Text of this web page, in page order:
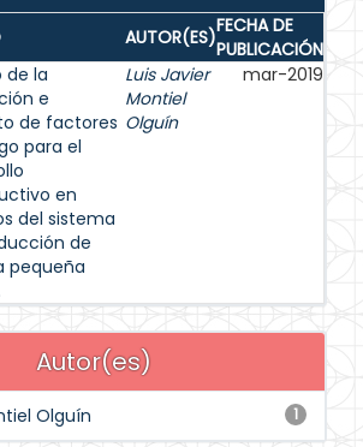
AUTOR(ES)FECHA DE
PUBLICACIÓN
de la
e
de factores
para el
en
del sistema
de
pequeña
Luis Javier
Montiel
Olguín
mar-2019
Autor(es)
1
Olguín